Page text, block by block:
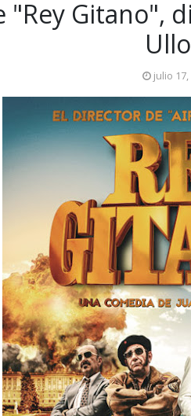
"Rey Gitano",
julio 17,